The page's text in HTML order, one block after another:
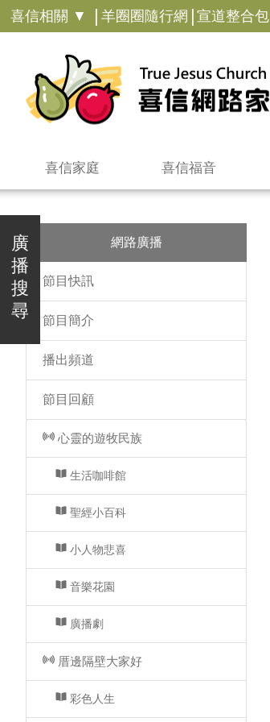
喜信相關 ▼ | 羊圈圈隨行網 | 宣道整合包
喜信家庭 喜信福音
廣
播
搜
尋
網路廣播
節目快訊
節目簡介
播出頻道
節目回顧
心靈的遊牧民族
生活咖啡館
聖經小百科
小人物悲喜
音樂花園
廣播劇
厝邊隔壁大家好
彩色人生